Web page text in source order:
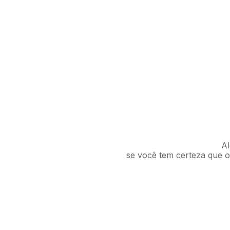
se você tem certeza que